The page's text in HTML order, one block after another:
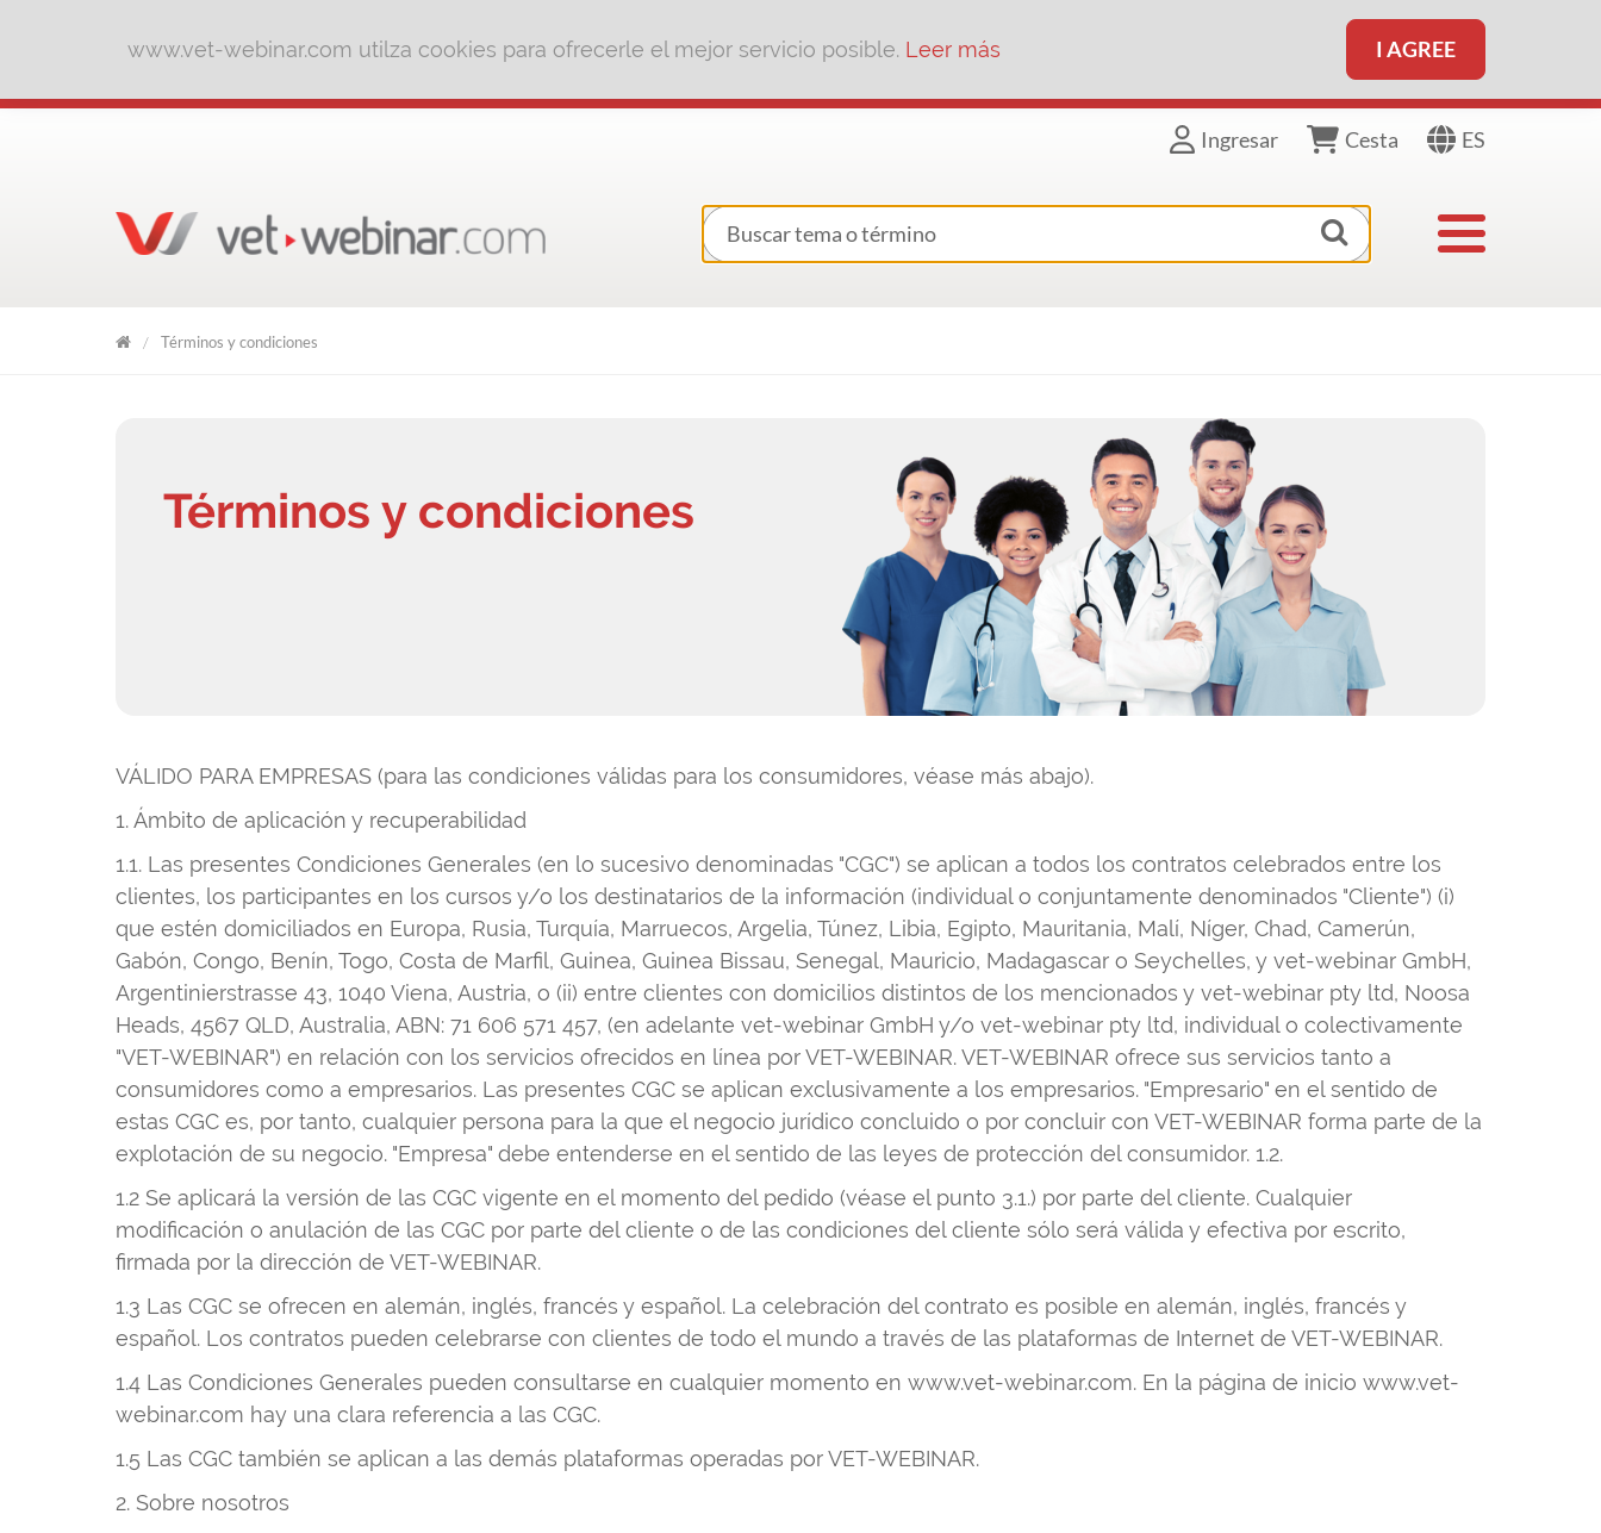
www.vet-webinar.com utilza cookies para ofrecerle el mejor servicio posible. Leer más I AGREE
Ingresar Cesta ES
Toggle
Términos y condiciones
Términos y condiciones
VÁLIDO PARA EMPRESAS (para las condiciones válidas para los consumidores, véase más abajo).
1. Ámbito de aplicación y recuperabilidad
1.1. Las presentes Condiciones Generales (en lo sucesivo denominadas "CGC") se aplican a todos los contratos celebrados entre los
clientes, los participantes en los cursos y/o los destinatarios de la información (individual o conjuntamente denominados "Cliente") (i)
que estén domiciliados en Europa, Rusia, Turquía, Marruecos, Argelia, Túnez, Libia, Egipto, Mauritania, Malí, Níger, Chad, Camerún,
Gabón, Congo, Benín, Togo, Costa de Marfil, Guinea, Guinea Bissau, Senegal, Mauricio, Madagascar o Seychelles, y vet-webinar GmbH,
Argentinierstrasse 43, 1040 Viena, Austria, o (ii) entre clientes con domicilios distintos de los mencionados y vet-webinar pty ltd, Noosa
Heads, 4567 QLD, Australia, ABN: 71 606 571 457, (en adelante vet-webinar GmbH y/o vet-webinar pty ltd, individual o colectivamente
"VET-WEBINAR") en relación con los servicios ofrecidos en línea por VET-WEBINAR. VET-WEBINAR ofrece sus servicios tanto a
consumidores como a empresarios. Las presentes CGC se aplican exclusivamente a los empresarios. "Empresario" en el sentido de
estas CGC es, por tanto, cualquier persona para la que el negocio jurídico concluido o por concluir con VET-WEBINAR forma parte de la
explotación de su negocio. "Empresa" debe entenderse en el sentido de las leyes de protección del consumidor. 1.2.
1.2 Se aplicará la versión de las CGC vigente en el momento del pedido (véase el punto 3.1.) por parte del cliente. Cualquier
modificación o anulación de las CGC por parte del cliente o de las condiciones del cliente sólo será válida y efectiva por escrito,
firmada por la dirección de VET-WEBINAR.
1.3 Las CGC se ofrecen en alemán, inglés, francés y español. La celebración del contrato es posible en alemán, inglés, francés y
español. Los contratos pueden celebrarse con clientes de todo el mundo a través de las plataformas de Internet de VET-WEBINAR.
1.4 Las Condiciones Generales pueden consultarse en cualquier momento en www.vet-webinar.com. En la página de inicio www.vet-
webinar.com hay una clara referencia a las CGC.
1.5 Las CGC también se aplican a las demás plataformas operadas por VET-WEBINAR.
2. Sobre nosotros